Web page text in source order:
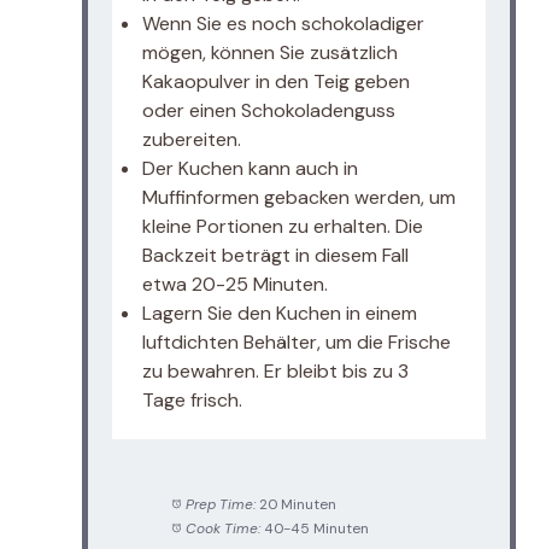
Wenn Sie es noch schokoladiger
mögen, können Sie zusätzlich
Kakaopulver in den Teig geben
oder einen Schokoladenguss
zubereiten.
Der Kuchen kann auch in
Muffinformen gebacken werden, um
kleine Portionen zu erhalten. Die
Backzeit beträgt in diesem Fall
etwa 20-25 Minuten.
Lagern Sie den Kuchen in einem
luftdichten Behälter, um die Frische
zu bewahren. Er bleibt bis zu 3
Tage frisch.
Prep Time: 20 Minuten
Cook Time: 40-45 Minuten